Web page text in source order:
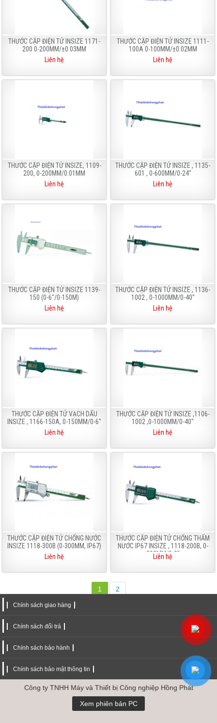
THƯỚC CẶP ĐIỆN TỬ INSIZE 1171-
200 0-200MM/±0.03MM
Liên hệ
THƯỚC CẶP ĐIỆN TỬ INSIZE 1111-
100A 0-100MM/±0.02MM
Liên hệ
THƯỚC CẶP ĐIỆN TỬ INSIZE, 1109-
200, 0-200MM/0.01MM
Liên hệ
THƯỚC CẶP ĐIỆN TỬ INSIZE , 1135-
601 , 0-600MM/0-24"
Liên hệ
THƯỚC CẶP ĐIỆN TỬ INSIZE 1139-
150 (0-6"/0-150M)
Liên hệ
THƯỚC CẶP ĐIỆN TỬ INSIZE , 1136-
1002 , 0-1000MM/0-40"
Liên hệ
THƯỚC CẶP ĐIỆN TỬ VẠCH DẤU
INSIZE , 1166-150A, 0-150MM/0-6"
Liên hệ
THƯỚC CẶP ĐIỆN TỬ INSIZE ,1106-
1002 ,0-1000MM/0-40"
Liên hệ
THƯỚC CẶP ĐIỆN TỬ CHỐNG NƯỚC
INSIZE 1118-300B (0-300MM, IP67)
Liên hệ
THƯỚC CẶP ĐIỆN TỬ CHỐNG THẤM
NƯỚC IP67 INSIZE , 1118-200B, 0-
200MM/0-8"
Liên hệ
1 2
Chính sách giao hàng
Chính sách đổi trả
Chính sách bảo hành
Chính sách bảo mật thông tin
Công ty TNHH Máy và Thiết bị Công nghiệp Hồng Phát
Xem phiên bản PC